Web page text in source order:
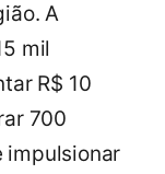
A
mil
R$ 10
700
impulsionar